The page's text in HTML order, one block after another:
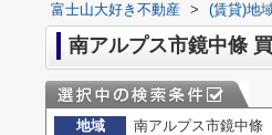
富士山大好き不動産 > (賃貸)地
南アルプス市鏡中條
地域
南アルプス市鏡中條